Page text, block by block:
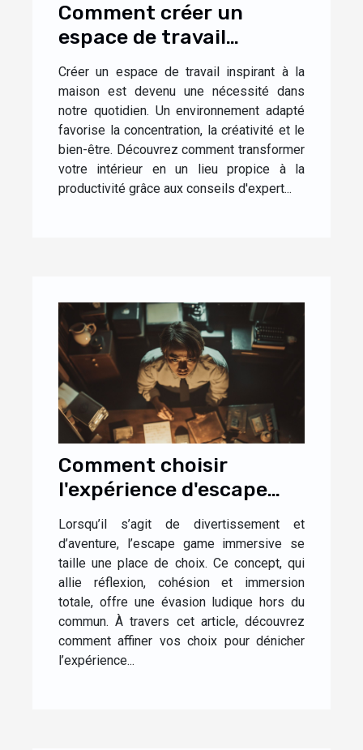
Comment créer un
espace de travail
inspirant à la maison
Créer un espace de travail inspirant à la
maison est devenu une nécessité dans
notre quotidien. Un environnement adapté
favorise la concentration, la créativité et le
bien-être. Découvrez comment transformer
votre intérieur en un lieu propice à la
productivité grâce aux conseils d'expert...
Comment choisir
l'expérience d'escape
game immersive idéale
pour vous
Lorsqu’il s’agit de divertissement et
d’aventure, l’escape game immersive se
taille une place de choix. Ce concept, qui
allie réflexion, cohésion et immersion
totale, offre une évasion ludique hors du
commun. À travers cet article, découvrez
comment affiner vos choix pour dénicher
l’expérience...